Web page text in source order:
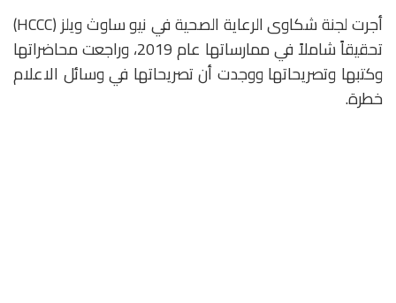
أجرت لجنة شكاوى الرعاية الصحية في نيو ساوث ويلز (HCCC)
تحقيقاً شاملاً في ممارساتها عام 2019، وراجعت محاضراتها
وكتبها وتصريحاتها ووجدت أن تصريحاتها في وسائل الاعلام
خطرة.